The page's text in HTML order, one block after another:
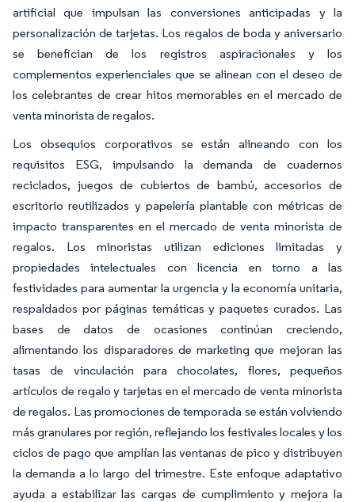
artificial que impulsan las conversiones anticipadas y la
personalización de tarjetas. Los regalos de boda y aniversario
se benefician de los registros aspiracionales y los
complementos experienciales que se alinean con el deseo de
los celebrantes de crear hitos memorables en el mercado de
venta minorista de regalos.
Los obsequios corporativos se están alineando con los
requisitos ESG, impulsando la demanda de cuadernos
reciclados, juegos de cubiertos de bambú, accesorios de
escritorio reutilizados y papelería plantable con métricas de
impacto transparentes en el mercado de venta minorista de
regalos. Los minoristas utilizan ediciones limitadas y
propiedades intelectuales con licencia en torno a las
festividades para aumentar la urgencia y la economía unitaria,
respaldados por páginas temáticas y paquetes curados. Las
bases de datos de ocasiones continúan creciendo,
alimentando los disparadores de marketing que mejoran las
tasas de vinculación para chocolates, flores, pequeños
artículos de regalo y tarjetas en el mercado de venta minorista
de regalos. Las promociones de temporada se están volviendo
más granulares por región, reflejando los festivales locales y los
ciclos de pago que amplían las ventanas de pico y distribuyen
la demanda a lo largo del trimestre. Este enfoque adaptativo
ayuda a estabilizar las cargas de cumplimiento y mejora la